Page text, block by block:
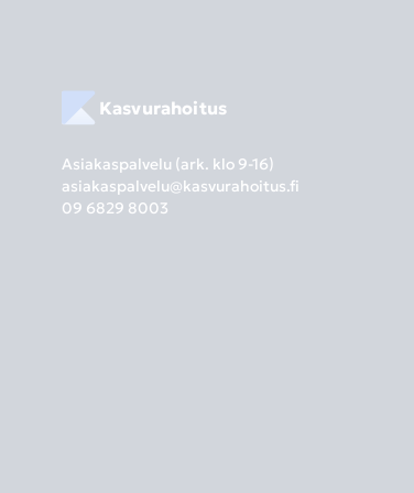
Kasvurahoitus
Asiakaspalvelu (ark. klo 9-16)
asiakaspalvelu@kasvurahoitus.fi
09 6829 8003